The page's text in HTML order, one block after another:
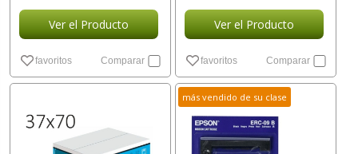
Ver el Producto
favoritos Comparar
Ver el Producto
favoritos Comparar
más vendido de su clase